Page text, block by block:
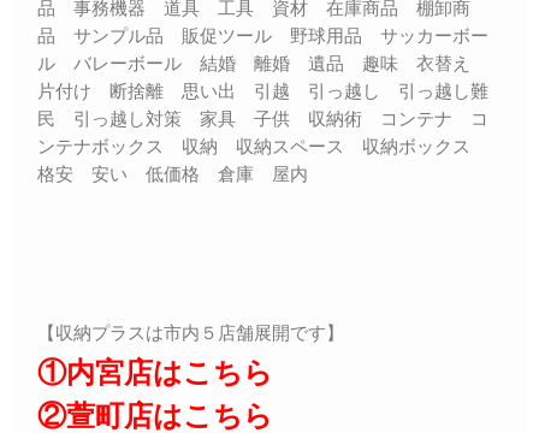
品 事務機器 道具 工具 資材 在庫商品 棚卸商
品 サンプル品 販促ツール 野球用品 サッカーボー
ル バレーボール 結婚 離婚 遺品 趣味 衣替え
片付け 断捨離 思い出 引越 引っ越し 引っ越し難
民 引っ越し対策 家具 子供 収納術 コンテナ コ
ンテナボックス 収納 収納スペース 収納ボックス
格安 安い 低価格 倉庫 屋内
【収納プラスは市内５店舗展開です】
①内宮店はこちら
②萱町店はこちら